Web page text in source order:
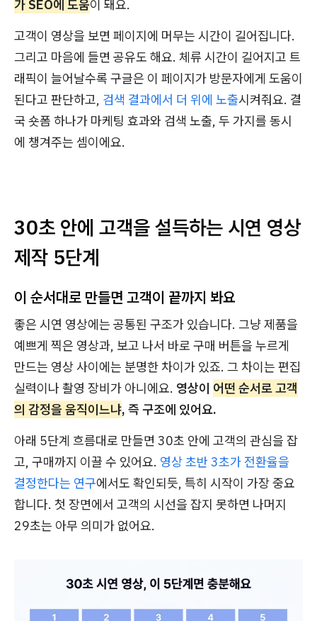
가 SEO에 도움이 돼요.
고객이 영상을 보면 페이지에 머무는 시간이 길어집니다.
그리고 마음에 들면 공유도 해요. 체류 시간이 길어지고 트
래픽이 늘어날수록 구글은 이 페이지가 방문자에게 도움이
된다고 판단하고, 검색 결과에서 더 위에 노출시켜줘요. 결
국 숏폼 하나가 마케팅 효과와 검색 노출, 두 가지를 동시
에 챙겨주는 셈이에요.
30초 안에 고객을 설득하는 시연 영상
제작 5단계
이 순서대로 만들면 고객이 끝까지 봐요
좋은 시연 영상에는 공통된 구조가 있습니다. 그냥 제품을
예쁘게 찍은 영상과, 보고 나서 바로 구매 버튼을 누르게
만드는 영상 사이에는 분명한 차이가 있죠. 그 차이는 편집
실력이나 촬영 장비가 아니에요. 영상이 어떤 순서로 고객
의 감정을 움직이느냐, 즉 구조에 있어요.
아래 5단계 흐름대로 만들면 30초 안에 고객의 관심을 잡
고, 구매까지 이끌 수 있어요. 영상 초반 3초가 전환율을
결정한다는 연구에서도 확인되듯, 특히 시작이 가장 중요
합니다. 첫 장면에서 고객의 시선을 잡지 못하면 나머지
29초는 아무 의미가 없어요.